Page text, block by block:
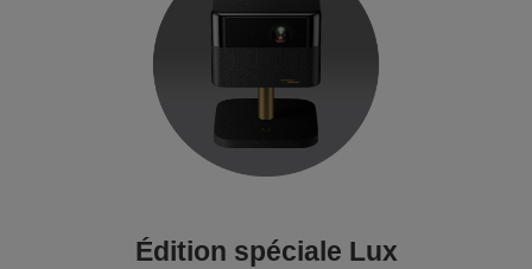
Édition spéciale Lux